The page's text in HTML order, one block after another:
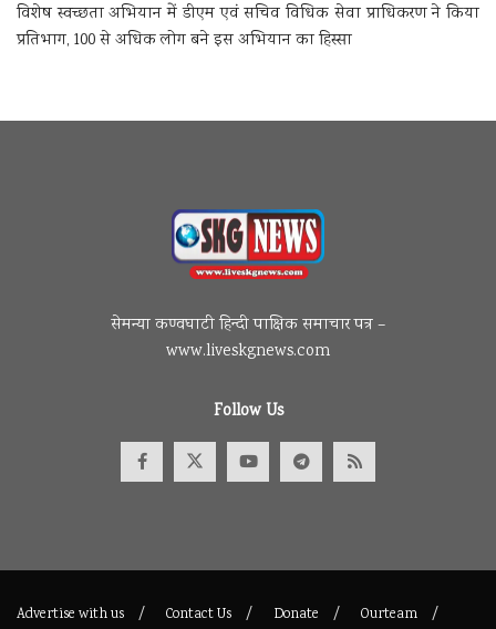
विशेष स्वच्छता अभियान में डीएम एवं सचिव विधिक सेवा प्राधिकरण ने किया
प्रतिभाग, 100 से अधिक लोग बने इस अभियान का हिस्सा
सेमन्या कण्वघाटी हिन्दी पाक्षिक समाचार पत्र –
www.liveskgnews.com
Follow Us
Advertise with us Contact Us Donate Ourteam